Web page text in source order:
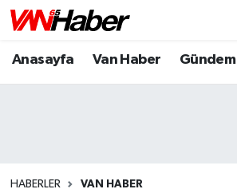
Anasayfa Van Haber Gündem
HABERLER VAN HABER
Nöbetçi Eczaneler
Puan Durumu ve Fikstür